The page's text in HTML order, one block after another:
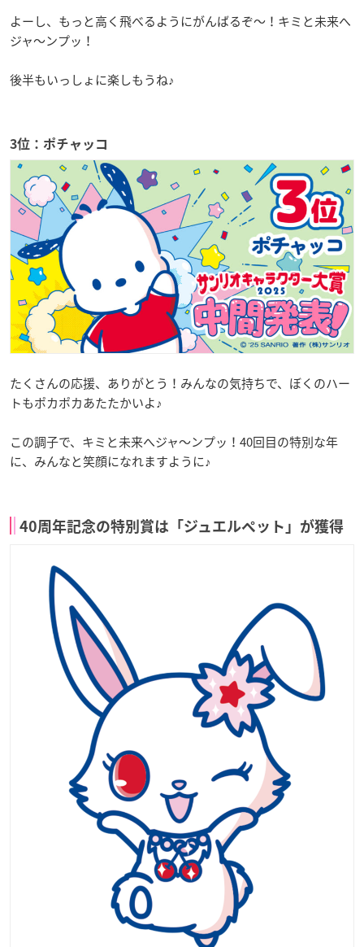
よーし、もっと高く飛べるようにがんばるぞ～！キミと未来へ
ジャ～ンプッ！
後半もいっしょに楽しもうね♪
3位：ポチャッコ
たくさんの応援、ありがとう！みんなの気持ちで、ぼくのハー
トもポカポカあたたかいよ♪
この調子で、キミと未来へジャ～ンプッ！40回目の特別な年
に、みんなと笑顔になれますように♪
40周年記念の特別賞は「ジュエルペット」が獲得